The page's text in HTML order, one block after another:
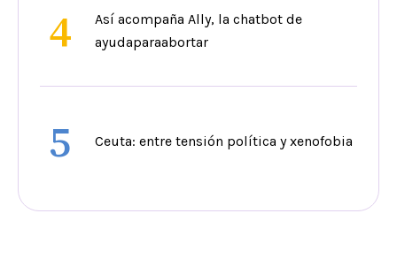
4
Así acompaña Ally, la chatbot de
ayudaparaabortar
5 Ceuta: entre tensión política y xenofobia